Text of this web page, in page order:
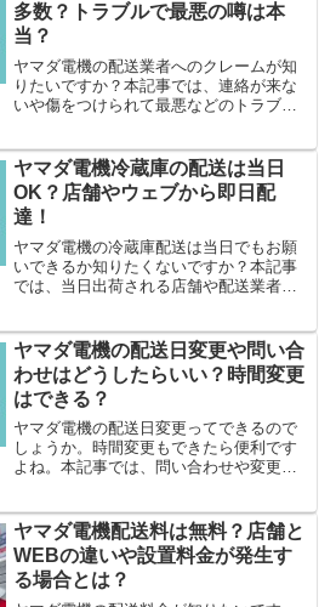
多数？トラブルで最悪の噂は本
当？
ヤマダ電機の配送業者へのクレームが知
りたいですか？本記事では、連絡が来な
いや傷をつけられて最悪などのトラブル
ヤマダ電機冷蔵庫の配送は当日
OK？店舗やウェブから即日配
達！
ヤマダ電機の冷蔵庫配送は当日でもお願
いできるか知りたくないですか？本記事
では、当日出荷される店舗や配送業者な
ヤマダ電機の配送日変更や問い合
わせはどうしたらいい？時間変更
はできる？
ヤマダ電機の配送日変更ってできるので
しょうか。時間変更もできたら便利です
よね。本記事では、問い合わせや変更時
ヤマダ電機配送料は無料？店舗と
WEBの違いや設置料金が発生す
る場合とは？